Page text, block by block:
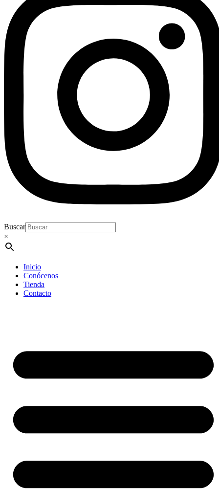
Buscar
×
Inicio
Conócenos
Tienda
Contacto